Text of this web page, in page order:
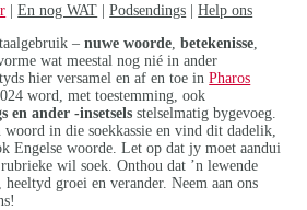
|En nog WAT |Podsendings |Help ons
–nuwe woorde ,betekenisse
wat meestal nog nié in ander
hier versamel en af en toe inPharos
word, met toestemming, ook
en ander -insetsels stelselmatig bygevoeg.
in die soekkassie en vind dit dadelik,
Engelse woorde. Let op dat jy moet aandui
wil soek. Onthou dat ’n lewende
groei en verander. Neem aan ons